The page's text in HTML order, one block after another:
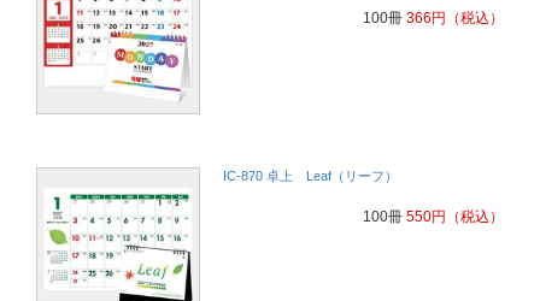
100冊 366 円 （税込）
IC-870 卓上 Leaf（リーフ）
100冊 550円 （税込）